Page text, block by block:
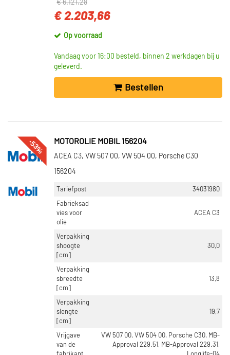
€ 6.121,28
€ 2.203,66
Op voorraad
Vandaag voor 16:00 besteld, binnen 2 werkdagen bij u
geleverd.
Bestellen
-53% MOTOROLIE MOBIL 156204
ACEA C3, VW 507 00, VW 504 00, Porsche C30
156204
Tariefpost
34031980
Fabrieksad
vies voor
olie
ACEA C3
Verpakking
shoogte
[cm]
30,0
Verpakking
sbreedte
[cm]
13,8
Verpakking
slengte
[cm]
19,7
Vrijgave
van de
VW 507 00, VW 504 00, Porsche C30, MB-
Approval 229.51, MB-Approval 229.31,